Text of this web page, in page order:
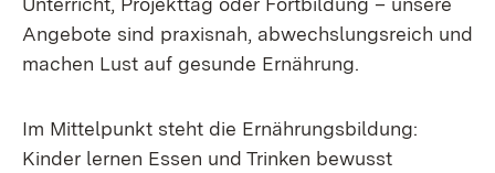
Angebote sind praxisnah, abwechslungsreich und
machen Lust auf gesunde Ernährung.
Im Mittelpunkt steht die Ernährungsbildung:
Kinder lernen Essen und Trinken bewusst